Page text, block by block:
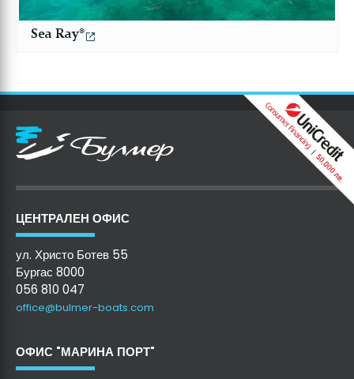
Sea Ray®
ЦЕНТРАЛЕН ОФИС
ул. Христо Ботев 55
Бургас 8000
056 810 047
office@bulmer-boats.com
ОФИС "МАРИНА ПОРТ"